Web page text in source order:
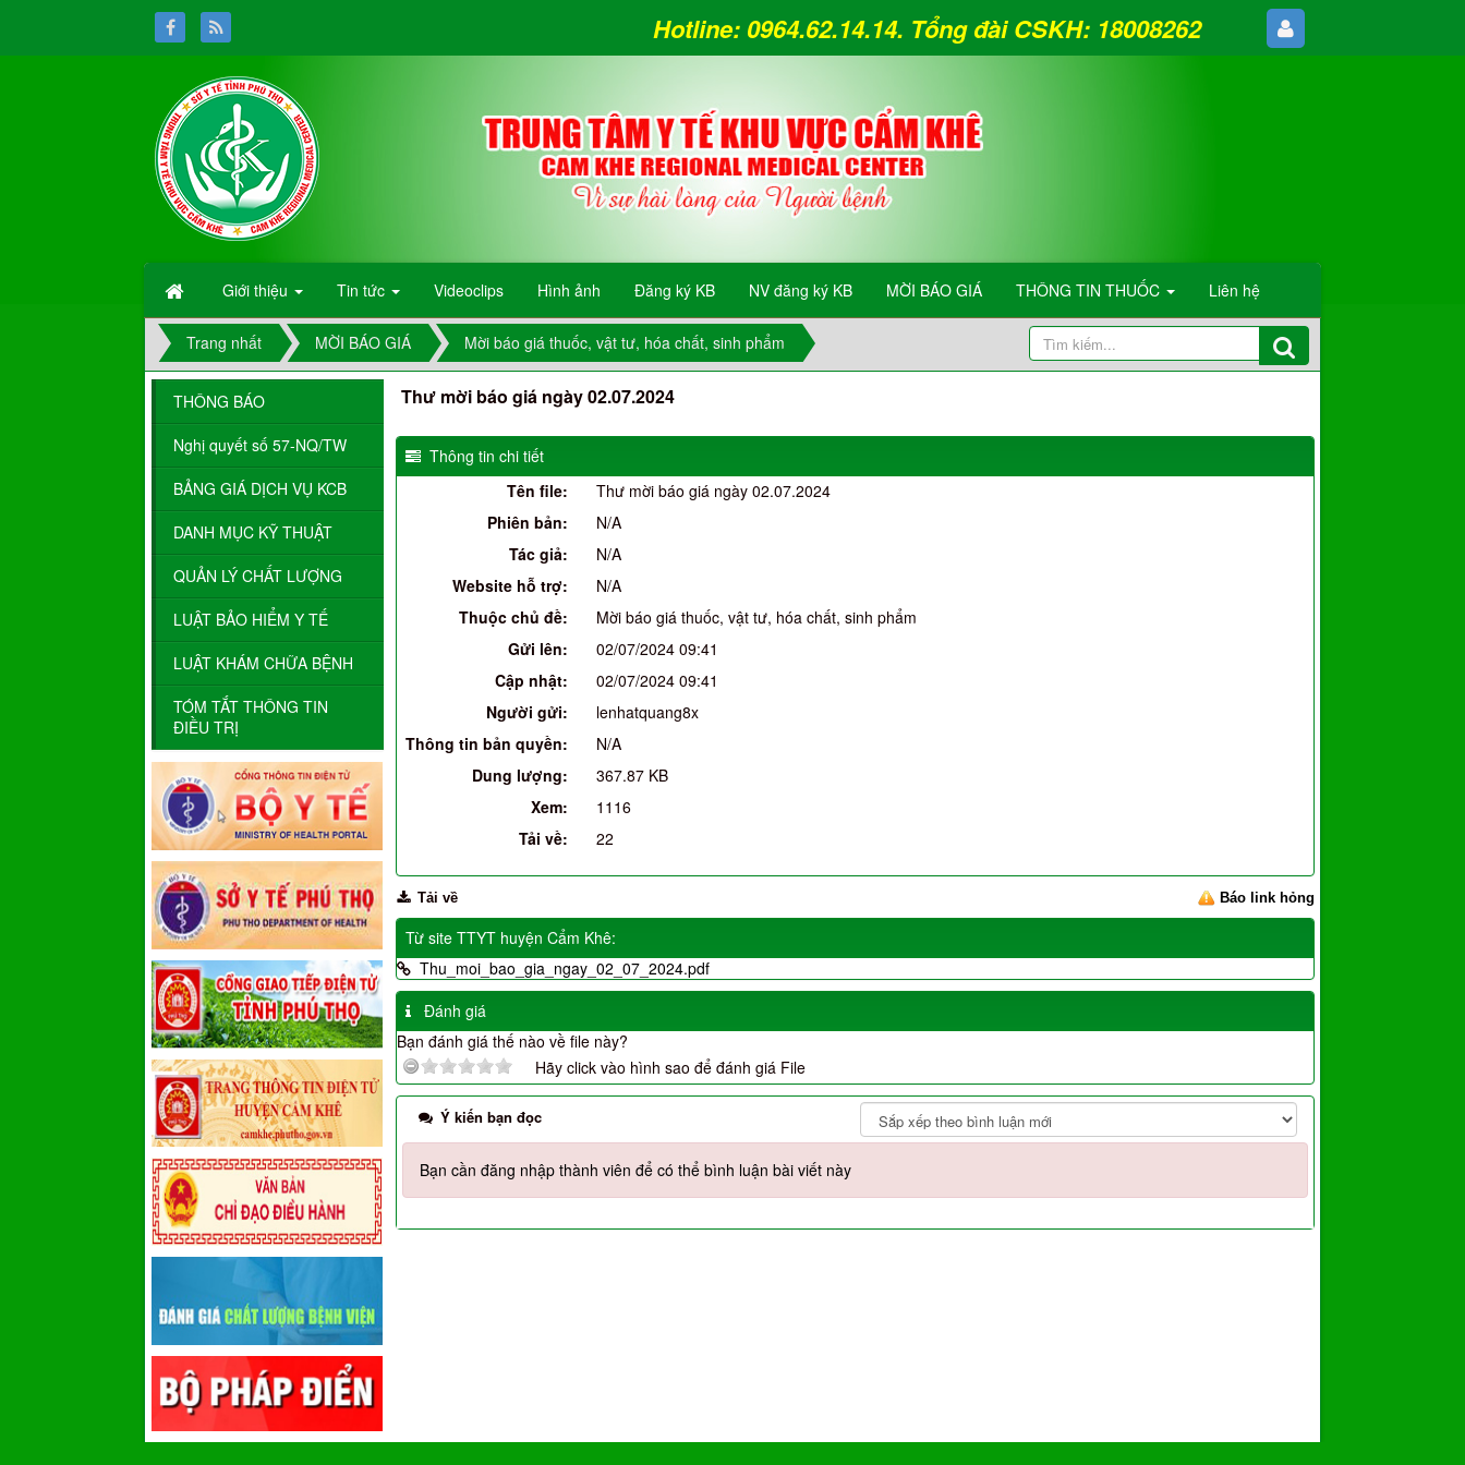
Giới thiệu Tin tức Videoclips Hình ảnh Đăng ký KB NV đăng ký KB MỜI BÁO GIÁ THÔNG TIN THUỐC Liên hệ
Hotline: 0964.62.14.14. Tổng đài CSKH: 18008262
Trang nhất MỜI BÁO GIÁ Mời báo giá thuốc, vật tư, hóa chất, sinh phẩm
Thư mời báo giá ngày 02.07.2024
Thông tin chi tiết
Tên file:
Thư mời báo giá ngày 02.07.2024
Phiên bản:
N/A
Tác giả:
N/A
Website hỗ trợ:
N/A
Thuộc chủ đề:
Mời báo giá thuốc, vật tư, hóa chất, sinh phẩm
Gửi lên:
02/07/2024 09:41
Cập nhật:
02/07/2024 09:41
Người gửi:
lenhatquang8x
Thông tin bản quyền:
N/A
Dung lượng:
367.87 KB
Xem:
1116
Tải về:
22
Báo link hỏng
Tải về
Từ site TTYT huyện Cẩm Khê:
Thu_moi_bao_gia_ngay_02_07_2024.pdf
Đánh giá
Bạn đánh giá thế nào về file này?
Hãy click vào hình sao để đánh giá File
Ý kiến bạn đọc
Bạn cần đăng nhập thành viên để có thể bình luận bài viết này
THÔNG BÁO
Nghị quyết số 57-NQ/TW
BẢNG GIÁ DỊCH VỤ KCB
DANH MỤC KỸ THUẬT
QUẢN LÝ CHẤT LƯỢNG
LUẬT BẢO HIỂM Y TẾ
LUẬT KHÁM CHỮA BỆNH
TÓM TẮT THÔNG TIN
ĐIỀU TRỊ